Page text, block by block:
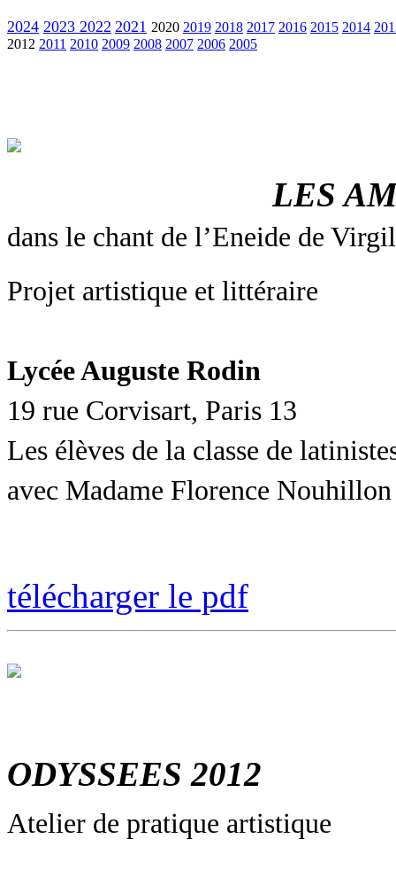
2024 2023 2022 2021 2020 2019 2018 2017 2016 2015 2014
2012 2011 2010 2009 2008 2007 2006 2005
LES
dans le chant de l’Eneide de
Projet artistique et littéraire
Lycée Auguste Rodin
19 rue Corvisart, Paris 13
Les élèves de la classe de
avec Madame Florence Nouhillon
télécharger le pdf
ODYSSEES 2012
Atelier de pratique artistique